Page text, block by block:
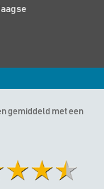
gemiddeld met een